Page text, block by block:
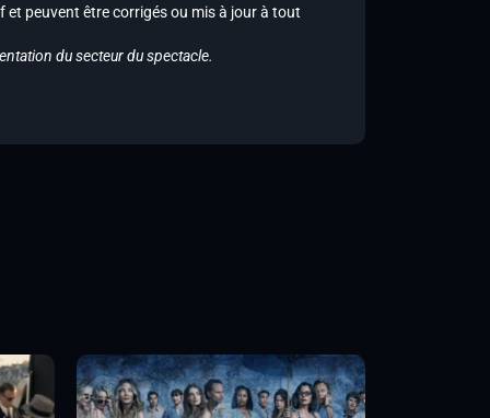
peuvent être corrigés ou mis à jour à tout
du secteur du spectacle.